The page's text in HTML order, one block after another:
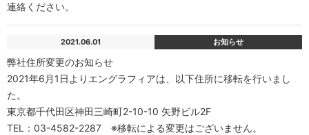
連絡ください。
2021.06.01 お知らせ
弊社住所変更のお知らせ
2021年6月1日よりエングラフィアは、以下住所に移転を行いまし
た。
東京都千代田区神田三崎町2-10-10 矢野ビル2F
TEL：03-4582-2287 ※移転による変更はございません。